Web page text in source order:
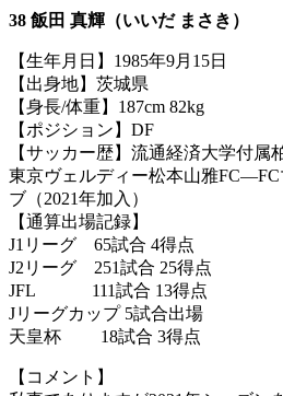
38 飯田 真輝（いいだ まさき）
【生年月日】1985年9月15日
【出身地】茨城県
【身長/体重】187cm 82kg
【ポジション】DF
【サッカー歴】流通経済大学付
東京ヴェルディー松本山雅
ブ（2021年加入）
【通算出場記録】
J1リーグ 65試合 4得点
J2リーグ 251試合 25得点
JFL 111試合 13得点
Jリーグカップ 5試合出場
天皇杯 18試合 3得点
【コメント】